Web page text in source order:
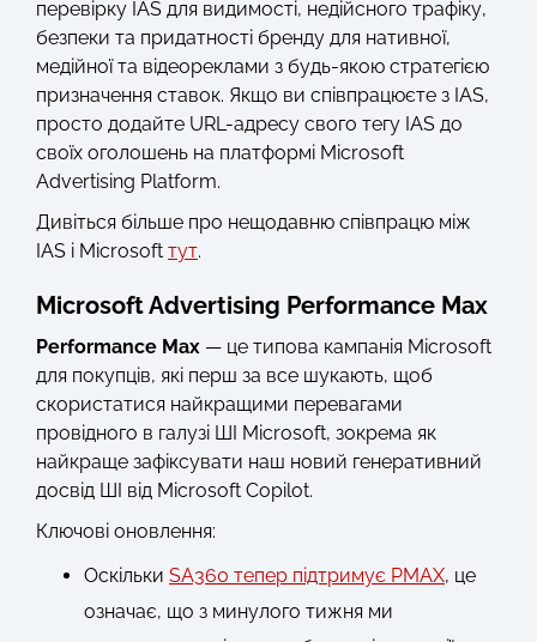
перевірку IAS для видимості, недійсного трафіку,
безпеки та придатності бренду для нативної,
медійної та відеореклами з будь-якою стратегією
призначення ставок. Якщо ви співпрацюєте з IAS,
просто додайте URL-адресу свого тегу IAS до
своїх оголошень на платформі Microsoft
Advertising Platform.
Дивіться більше про нещодавню співпрацю між
IAS і Microsoft тут.
Microsoft Advertising Performance Max
Performance Max — це типова кампанія Microsoft
для покупців, які перш за все шукають, щоб
скористатися найкращими перевагами
провідного в галузі ШІ Microsoft, зокрема як
найкраще зафіксувати наш новий генеративний
досвід ШІ від Microsoft Copilot.
Ключові оновлення:
Оскільки SA360 тепер підтримує PMAX, це
означає, що з минулого тижня ми